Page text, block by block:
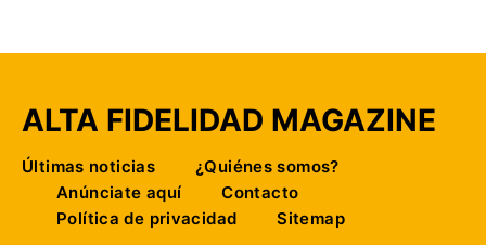
ALTA FIDELIDAD MAGAZINE
Últimas noticias
¿Quiénes somos?
Anúnciate aquí
Contacto
Política de privacidad
Sitemap